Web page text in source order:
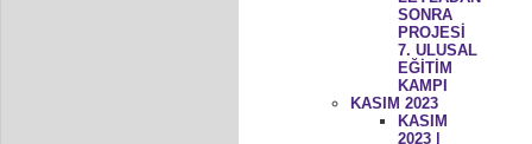
SONRA
PROJESİ
7. ULUSAL
EĞİTİM
KAMPI
KASIM 2023
KASIM
2023 |